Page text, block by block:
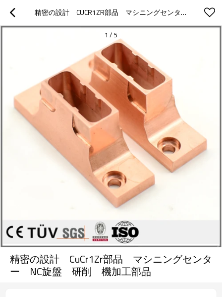
精密の設計　CUCR1ZR部品　マシニングセンター　NC旋盤　研削　機加工部品
1 / 5
精密の設計 CuCr1Zr部品 マシニングセンタ
ー NC旋盤 研削 機加工部品